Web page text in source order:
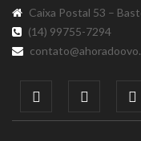
Caixa Postal 53 –
(14) 99755-7294